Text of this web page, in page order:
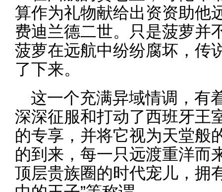
算作为礼物献给出资资助他
费迪兰德二世。只是菠萝并
菠萝在远航中纷纷腐坏，传
了下来。
这一个充满异域情调，有
深深征服和打动了西班牙王
的专享，并将它视为天堂般
的到来，每一只远渡重洋而
顶层贵族圈的时代宠儿，拥